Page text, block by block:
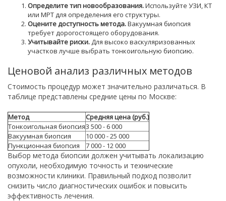
Определите тип новообразования.Используйте УЗИ, КТ
или МРТ для определения его структуры.
Оцените доступность метода.Вакуумная биопсия
требует дорогостоящего оборудования.
Учитывайте риски.Для высоко васкуляризованных
участков лучше выбрать тонкоигольную биопсию.
Ценовой анализ различных методов
Стоимость процедур может значительно различаться. В
таблице представлены средние цены по Москве:
Метод
Средняя цена (руб.)
Тонкоигольная биопсия3 500 - 6 000
Вакуумная биопсия
10 000 - 25 000
Пункционная биопсия
7 000 - 12 000
Выбор метода биопсии должен учитывать локализацию
опухоли, необходимую точность и технические
возможности клиники. Правильный подход позволит
снизить число диагностических ошибок и повысить
эффективность лечения.